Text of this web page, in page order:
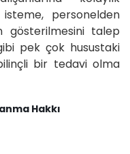
personelden
gösterilmesini talep
pek çok husustaki
bir tedavi olma
Hakkı